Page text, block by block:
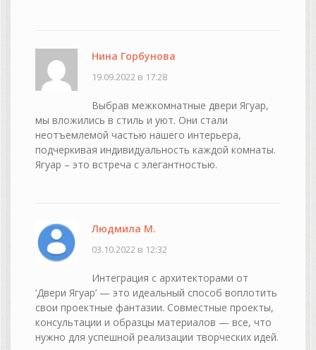
Нина Горбунова
19.09.2022 в 17:28
Выбрав межкомнатные двери Ягуар,
мы вложились в стиль и уют. Они стали
неотъемлемой частью нашего интерьера,
подчеркивая индивидуальность каждой комнаты.
Ягуар – это встреча с элегантностью.
Людмила М.
03.10.2022 в 12:32
Интеграция с архитекторами от
‘Двери Ягуар’ — это идеальный способ воплотить
свои проектные фантазии. Совместные проекты,
консультации и образцы материалов — все, что
нужно для успешной реализации творческих идей.